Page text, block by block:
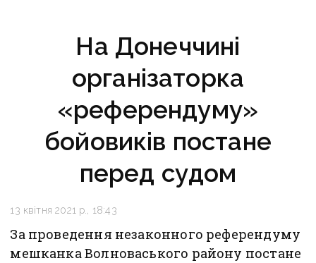
На Донеччині
організаторка
«референдуму»
бойовиків постане
перед судом
13 квітня 2021 р., 18:43
За проведення незаконного референдуму
мешканка Волноваського району постане